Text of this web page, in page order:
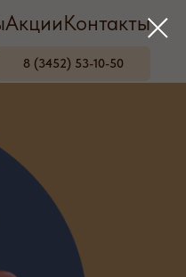
АкцииКонтакты
8 (3452) 53-10-50